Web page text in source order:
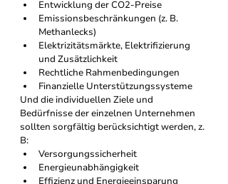
Entwicklung der CO2-Preise
Emissionsbeschränkungen (z. B.
Methanlecks)
Elektrizitätsmärkte, Elektrifizierung
und Zusätzlichkeit
Rechtliche Rahmenbedingungen
Finanzielle Unterstützungssysteme
Und die individuellen Ziele und
Bedürfnisse der einzelnen Unternehmen
sollten sorgfältig berücksichtigt werden, z.
B:
Versorgungssicherheit
Energieunabhängigkeit
Effizienz und Energieeinsparung